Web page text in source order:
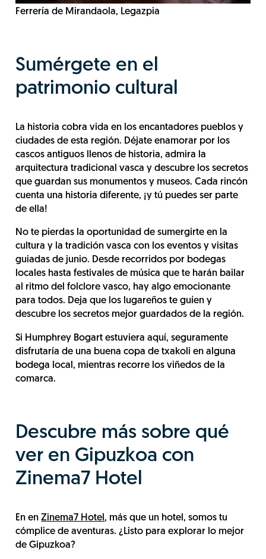
Ferrería de Mirandaola, Legazpia
Sumérgete en el
patrimonio cultural
La historia cobra vida en los encantadores pueblos y
ciudades de esta región. Déjate enamorar por los
cascos antiguos llenos de historia, admira la
arquitectura tradicional vasca y descubre los secretos
que guardan sus monumentos y museos. Cada rincón
cuenta una historia diferente, ¡y tú puedes ser parte
de ella!
No te pierdas la oportunidad de sumergirte en la
cultura y la tradición vasca con los eventos y visitas
guiadas de junio. Desde recorridos por bodegas
locales hasta festivales de música que te harán bailar
al ritmo del folclore vasco, hay algo emocionante
para todos. Deja que los lugareños te guíen y
descubre los secretos mejor guardados de la región.
Si Humphrey Bogart estuviera aquí, seguramente
disfrutaría de una buena copa de txakoli en alguna
bodega local, mientras recorre los viñedos de la
comarca.
Descubre más sobre qué
ver en Gipuzkoa con
Zinema7 Hotel
En enZinema7 Hotel, más que un hotel, somos tu
cómplice de aventuras. ¿Listo para explorar lo mejor
de Gipuzkoa?